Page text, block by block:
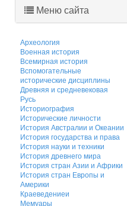
Меню сайта
Археология
Военная история
Всемирная история
Вспомогательные
исторические дисциплины
Древняя и средневековая
Русь
Историография
Исторические личности
История Австралии и Океании
История государства и права
История науки и техники
История древнего мира
История стран Азии и Африки
История стран Европы и
Америки
Краеведениеи
Мемуары